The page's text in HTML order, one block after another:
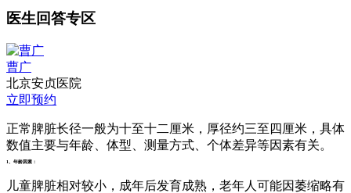
医生回答专区
曹广
北京安贞医院
立即预约
正常脾脏长径一般为十至十二厘米，厚径约三至四厘米，具体
数值主要与年龄、体型、测量方式、个体差异等因素有关。
1、年龄因素：
儿童脾脏相对较小，成年后发育成熟，老年人可能因萎缩略有